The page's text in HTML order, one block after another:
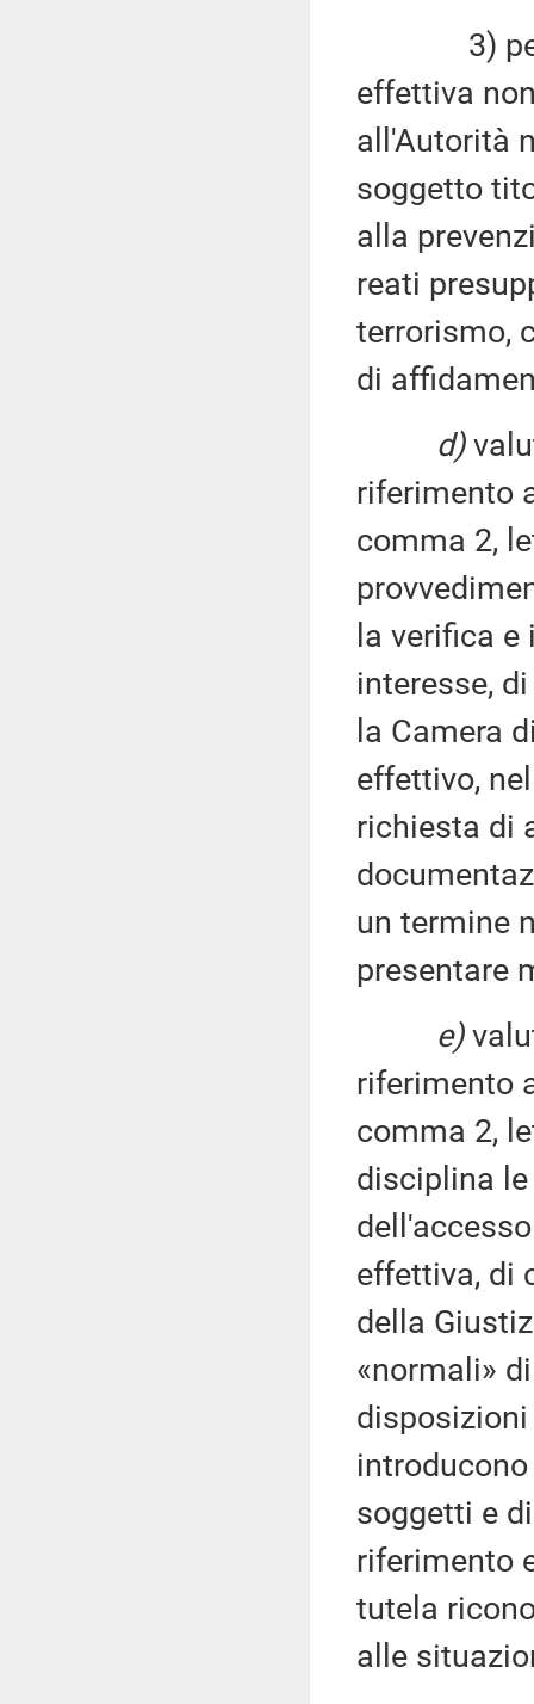
3)
effettiva
all'Autorità
soggetto
alla
reati
terrorismo,
di
d)
riferimento
comma 2,
la verifica
interesse,
la Camera
effettivo,
richiesta di
un termine
presentare
e)
riferimento
comma 2,
disciplina
effettiva, di
della
«normali»
soggetti e
riferimento
tutela
alle